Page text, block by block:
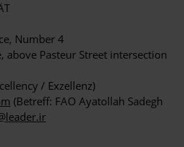
Number 4
above Pasteur Street intersection
/ Exzellenz)
(Betreff: FAO Ayatollah Sadegh